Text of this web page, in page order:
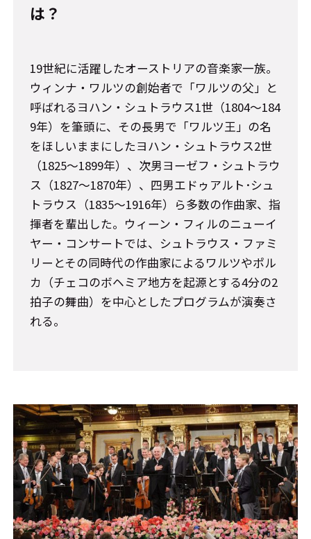
は？
19世紀に活躍したオーストリアの音楽家一族。
ウィンナ・ワルツの創始者で「ワルツの父」と
呼ばれるヨハン・シュトラウス1世（1804〜184
9年）を筆頭に、その長男で「ワルツ王」の名
をほしいままにしたヨハン・シュトラウス2世
（1825〜1899年）、次男ヨーゼフ・シュトラウ
ス（1827〜1870年）、四男エドゥアルト･シュ
トラウス（1835〜1916年）ら多数の作曲家、指
揮者を輩出した。ウィーン・フィルのニューイ
ヤー・コンサートでは、シュトラウス・ファミ
リーとその同時代の作曲家によるワルツやポル
カ（チェコのボヘミア地方を起源とする4分の2
拍子の舞曲）を中心としたプログラムが演奏さ
れる。